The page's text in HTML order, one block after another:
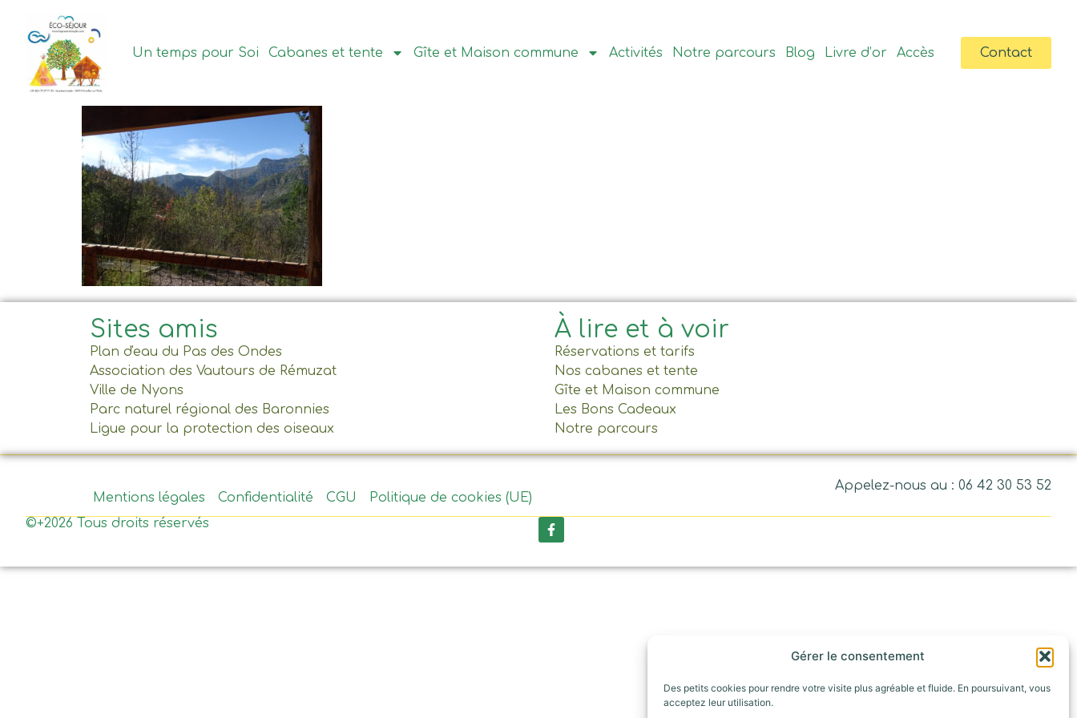
Gérer le consentement
Des petits cookies pour rendre votre visite plus agréable et fluide. En poursuivant, vous
acceptez leur utilisation.
principal
Un temps pour Soi Cabanes et tente Gîte et Maison commune Activités Notre parcours Blog Livre d’or Accès Contact
Sites amis
Plan d'eau du Pas des Ondes
Association des Vautours de Rémuzat
Ville de Nyons
Parc naturel régional des Baronnies
Ligue pour la protection des oiseaux
À lire et à voir
Réservations et tarifs
Nos cabanes et tente
Gîte et Maison commune
Les Bons Cadeaux
Notre parcours
Appelez-nous au : 06 42 30 53 52
Mentions légales
Confidentialité CGU
Politique de cookies (UE)
©+2026 Tous droits réservés